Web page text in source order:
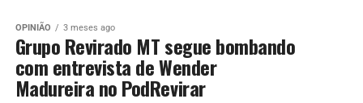
OPINIÃO 3 meses ago
Grupo Revirado MT segue bombando
com entrevista de Wender
Madureira no PodRevirar